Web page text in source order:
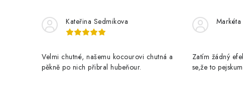
Kateřina Sedmikova
Velmi chutné, našemu kocourovi chutná a
pěkně po nich přibral hubeňour.
Zatím žádný
se,že to